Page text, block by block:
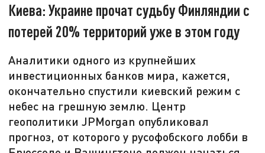
Киева: Украине прочат судьбу Финляндии с
потерей 20% территорий уже в этом году
Аналитики одного из крупнейших
инвестиционных банков мира, кажется,
окончательно спустили киевский режим с
небес на грешную землю. Центр
геополитики JPMorgan опубликовал
прогноз, от которого у русофобского лобби в